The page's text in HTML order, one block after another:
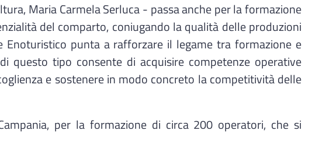
Maria Carmela Serluca - passa anche per la formazione
del comparto, coniugando la qualità delle produzioni
punta a rafforzare il legame tra formazione e
tipo consente di acquisire competenze operative
e sostenere in modo concreto la competitività delle
per la formazione di circa 200 operatori, che si